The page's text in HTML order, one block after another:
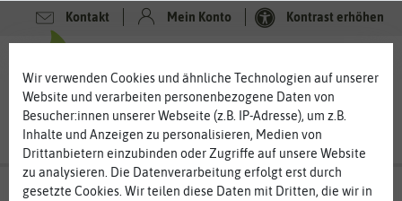
Kontakt Mein Konto Kontrast erhöhen
Wir verwenden Cookies und ähnliche Technologien auf unserer
Website und verarbeiten personenbezogene Daten von
Besucher:innen unserer Webseite (z.B. IP-Adresse), um z.B.
Inhalte und Anzeigen zu personalisieren, Medien von
Drittanbietern einzubinden oder Zugriffe auf unsere Website
zu analysieren. Die Datenverarbeitung erfolgt erst durch
gesetzte Cookies. Wir teilen diese Daten mit Dritten, die wir in